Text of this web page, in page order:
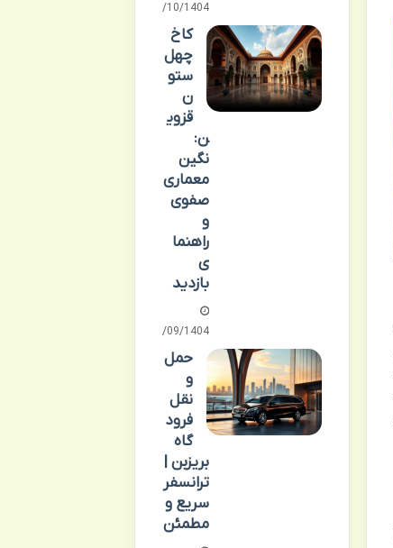
03/10/1404
کاخ
چهل
ستو
ن
قزوی
ن:
نگین
معماری
صفوی
و
راهنما
ی
بازدید
21/09/1404
حمل
و
نقل
فرود
گاه
بریزبن |
ترانسفر
سریع و
مطمئن